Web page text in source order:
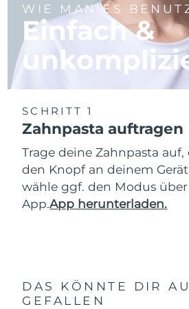
WIE MAN ES
Einfach &
SCHRITT 1
Zahnpasta auftragen
Trage deine Zahnpasta
den Knopf an deinem
wähle ggf. den Modus
App.App herunterladen.
DAS KÖNNTE DIR
GEFALLEN